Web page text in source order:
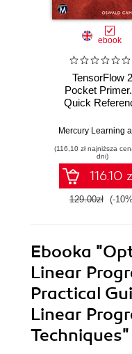
ebook
TensorFlow 2
Pocket
Quick
TensorFlow
(116,10 zł najniższa
dni)
116.10
129.00zł (-
Ebooka
Linear
Practical
Linear
Techniques"